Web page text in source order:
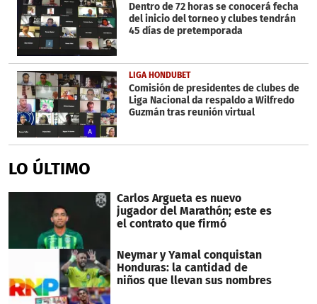
Dentro de 72 horas se conocerá fecha
del inicio del torneo y clubes tendrán
45 días de pretemporada
LIGA HONDUBET
Comisión de presidentes de clubes de
Liga Nacional da respaldo a Wilfredo
Guzmán tras reunión virtual
LO ÚLTIMO
Carlos Argueta es nuevo
jugador del Marathón; este es
el contrato que firmó
Neymar y Yamal conquistan
Honduras: la cantidad de
niños que llevan sus nombres